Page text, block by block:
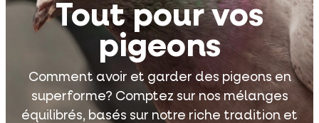
Tout pour vos
pigeons
Comment avoir et garder des pigeons en
superforme? Comptez sur nos mélanges
équilibrés, basés sur notre riche tradition et